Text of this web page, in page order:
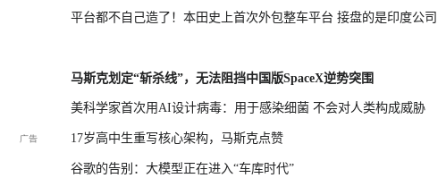
平台都不自己造了！本田史上首次外包整车平台 接盘的是印度公司
马斯克划定“斩杀线”，无法阻挡中国版SpaceX逆势突围
美科学家首次用AI设计病毒：用于感染细菌 不会对人类构成威胁
17岁高中生重写核心架构，马斯克点赞
谷歌的告别：大模型正在进入“车库时代”